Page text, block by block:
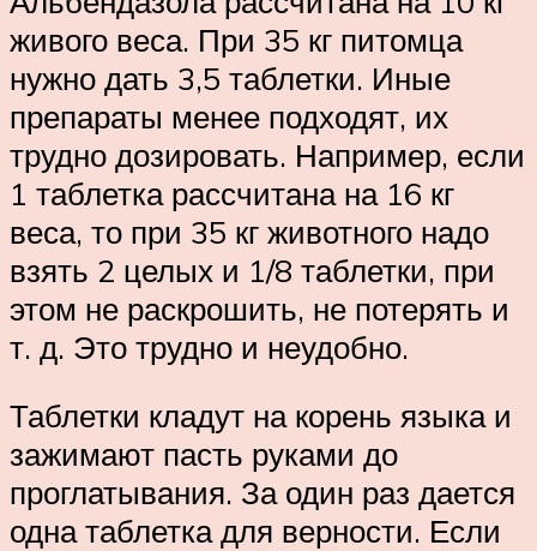
живого веса. При 35 кг питомца
нужно дать 3,5 таблетки. Иные
препараты менее подходят, их
трудно дозировать. Например, если
1 таблетка рассчитана на 16 кг
веса, то при 35 кг животного надо
взять 2 целых и 1/8 таблетки, при
этом не раскрошить, не потерять и
т. д. Это трудно и неудобно.
Таблетки кладут на корень языка и
зажимают пасть руками до
проглатывания. За один раз дается
одна таблетка для верности. Если